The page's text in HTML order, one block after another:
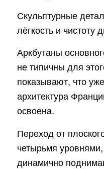
Скульптурные
лёгкость и чистоту
Аркбутаны
не типичны для
показывают, что
архитектура
освоена.
Переход от
четырьмя
динамично